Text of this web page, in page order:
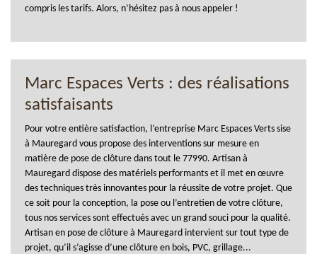
compris les tarifs. Alors, n’hésitez pas à nous appeler !
Marc Espaces Verts : des réalisations
satisfaisants
Pour votre entière satisfaction, l’entreprise Marc Espaces Verts sise
à Mauregard vous propose des interventions sur mesure en
matière de pose de clôture dans tout le 77990. Artisan à
Mauregard dispose des matériels performants et il met en œuvre
des techniques très innovantes pour la réussite de votre projet. Que
ce soit pour la conception, la pose ou l’entretien de votre clôture,
tous nos services sont effectués avec un grand souci pour la qualité.
Artisan en pose de clôture à Mauregard intervient sur tout type de
projet, qu’il s’agisse d’une clôture en bois, PVC, grillage...